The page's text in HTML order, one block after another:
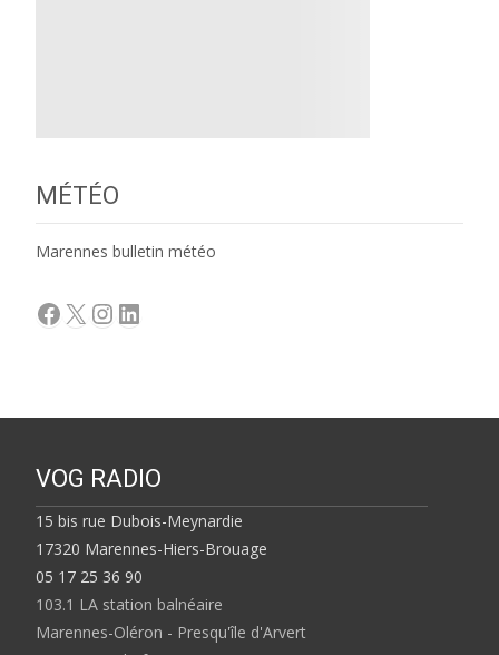
MÉTÉO
Marennes bulletin météo
Facebook
X Instagram
LinkedIn
VOG RADIO
15 bis rue Dubois-Meynardie
17320 Marennes-Hiers-Brouage
05 17 25 36 90
103.1 LA station balnéaire
Marennes-Oléron - Presqu'île d'Arvert